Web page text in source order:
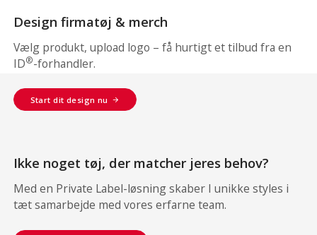
Design firmatøj & merch
Vælg produkt, upload logo – få hurtigt et tilbud fra en
ID®-forhandler.
Start dit design nu
Ikke noget tøj, der matcher jeres behov?
Med en Private Label-løsning skaber I unikke styles i
tæt samarbejde med vores erfarne team.